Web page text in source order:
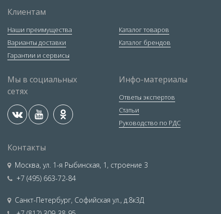
Клиентам
Наши преимущества
Варианты доставки
Гарантии и сервисы
Каталог товаров
Каталог брендов
Мы в социальных
сетях
Инфо-материалы
Ответы экспертов
Статьи
Руководство по РДС
Контакты
Москва, ул. 1-я Рыбинская, 1, строение 3
+7 (495) 663-72-84
Санкт-Петербург, Софийская ул., д.8к3Д